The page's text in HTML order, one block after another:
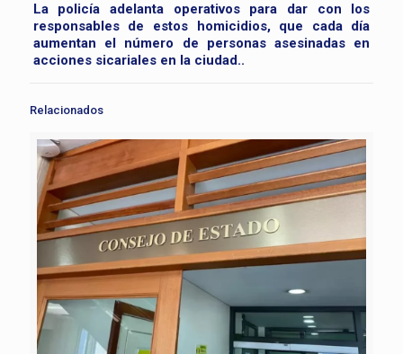
La policía adelanta operativos para dar con los
responsables de estos homicidios, que cada día
aumentan el número de personas asesinadas en
acciones sicariales en la ciudad..
Relacionados